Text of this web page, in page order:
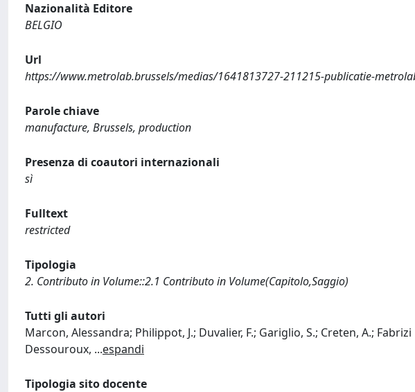
Nazionalità Editore
BELGIO
Url
https://www.metrolab.brussels/medias/1641813727-211215-publicatie-
Parole chiave
manufacture, Brussels, production
Presenza di coautori internazionali
sì
Fulltext
restricted
Tipologia
2. Contributo in Volume::2.1 Contributo in Volume(Capitolo,Saggio)
Tutti gli autori
Marcon, Alessandra; Philippot, J.; Duvalier, F.; Gariglio, S.; Creten, A.;
Dessouroux, ...espandi
Tipologia sito docente